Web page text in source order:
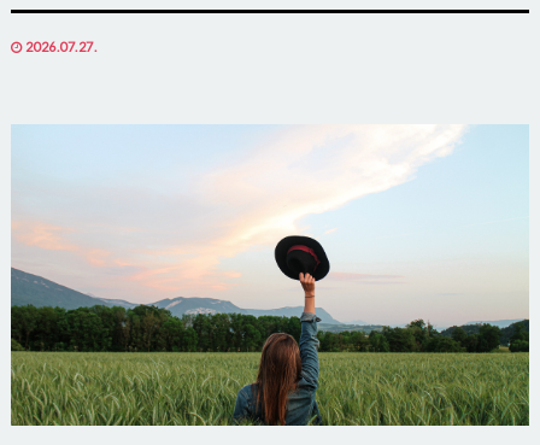
POSTED
2026.07.27.